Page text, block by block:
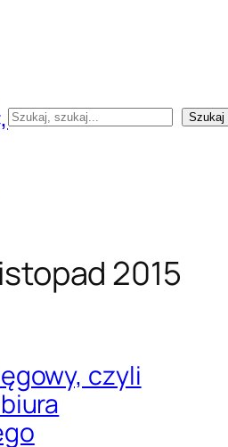
Szukaj Szukaj
2015
czyli